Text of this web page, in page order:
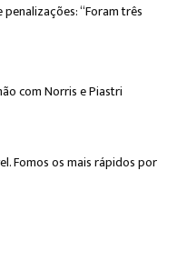
“Foram três
com Norris e Piastri
Fomos os mais rápidos por